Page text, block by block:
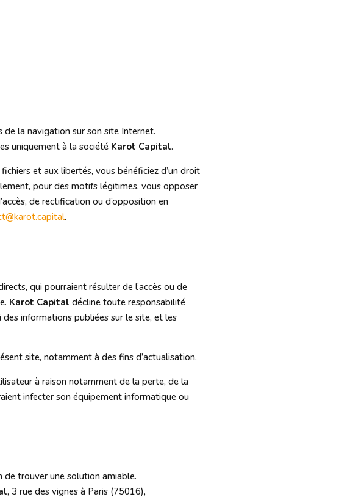
la navigation sur son site Internet.
uniquement à la société Karot Capital.
et aux libertés, vous bénéficiez d’un droit
pour des motifs légitimes, vous opposer
de rectification ou d’opposition en
.
qui pourraient résulter de l’accès ou de
Karot Capital décline toute responsabilité
informations publiées sur le site, et les
site, notamment à des fins d’actualisation.
à raison notamment de la perte, de la
infecter son équipement informatique ou
de trouver une solution amiable.
, 3 rue des vignes à Paris (75016),